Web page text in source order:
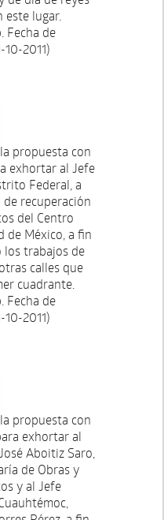
lugar.
Fecha de
10-2011)
propuesta con
exhortar al Jefe
Federal, a
recuperación
del Centro
de México, a fin
los trabajos de
calles que
cuadrante.
Fecha de
10-2011)
propuesta con
exhortar al
Aboitiz Saro,
de Obras y
y al Jefe